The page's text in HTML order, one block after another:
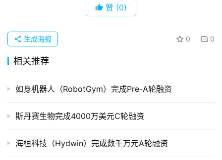
并
购
重
司
市
登录
赞 (0)
0 0
生成海报
相关推荐
如身机器人（RobotGym）完成Pre-A轮融资
斯丹赛生物完成4000万美元C轮融资
海桓科技（Hydwin）完成数千万元A轮融资